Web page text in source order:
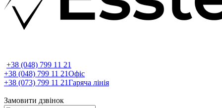
+38 (048) 799 11 21
+38 (048) 799 11 21Офіс
+38 (073) 799 11 21Гаряча лінія
Замовити дзвінок